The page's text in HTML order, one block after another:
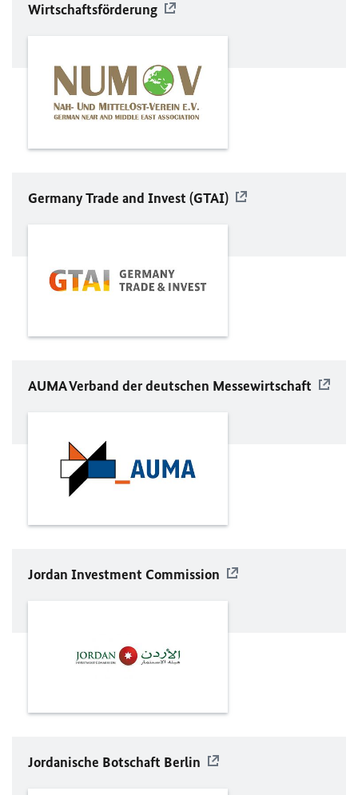
Wirtschaftsförderung
Germany Trade and Invest (GTAI)
AUMA Verband der deutschen Messewirtschaft
Jordan Investment Commission
Jordanische Botschaft Berlin